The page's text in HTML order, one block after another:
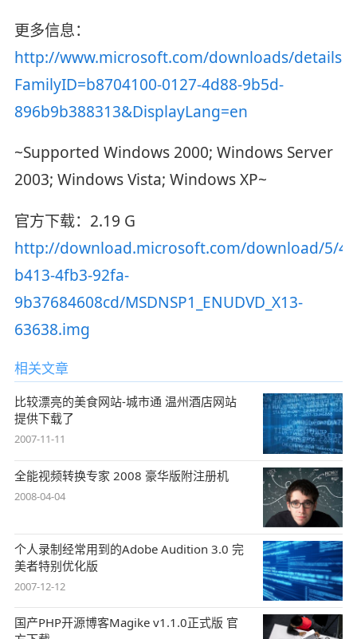
更多信息：
http://www.microsoft.com/downloads/
FamilyID=b8704100-0127-4d88-9b5d-
896b9b388313&DisplayLang=en
~Supported Windows 2000; Windows Server
2003; Windows Vista; Windows XP~
官方下载：2.19 G
http://download.microsoft.com/download/5/4/
b413-4fb3-92fa-
9b37684608cd/MSDNSP1_ENUDVD_X13-
63638.img
相关文章
比较漂亮的美食网站-城市通 温州酒店网站
提供下载了
2007-11-11
全能视频转换专家 2008 豪华版附注册机
2008-04-04
个人录制经常用到的Adobe Audition 3.0 完
美者特别优化版
2007-12-12
国产PHP开源博客Magike v1.1.0正式版 官